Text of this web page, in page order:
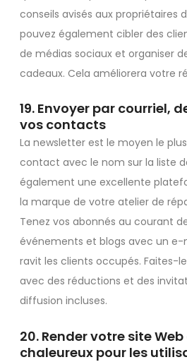
conseils avisés aux propriétaires
pouvez également cibler des
de médias sociaux et organiser
cadeaux. Cela améliorera votre
19. Envoyer par courriel,
vos contacts
La newsletter est le moyen le
contact avec le nom sur la liste
également une excellente
la marque de votre atelier de
Tenez vos abonnés au courant
événements et blogs avec un e-
ravit les clients occupés. Faites-
avec des réductions et des
diffusion incluses.
20. Render votre site
chaleureux pour les